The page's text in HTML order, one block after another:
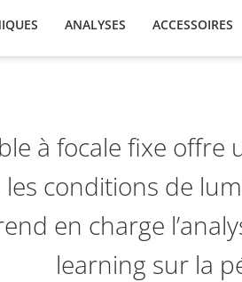
ANALYSES ACCESSOIRES
à focale fixe offre
conditions de
en charge
learning sur la